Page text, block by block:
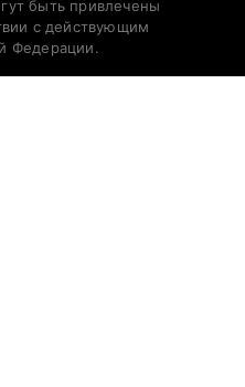
быть привлечены
с действующим
Федерации.